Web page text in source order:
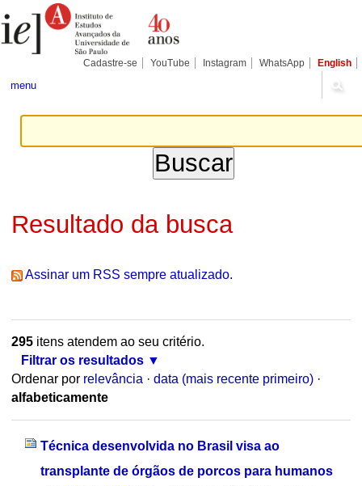
para
conteúdo.
Pessoais
Cadastre-se YouTube Instagram WhatsApp English
menu
Resultado da busca
Assinar um RSS sempre atualizado.
295itens atendem ao seu critério.
Filtrar os resultados
Ordenar por relevância · data (mais recente primeiro) ·
alfabeticamente
Técnica desenvolvida no Brasil visa ao
transplante de órgãos de porcos para humanos